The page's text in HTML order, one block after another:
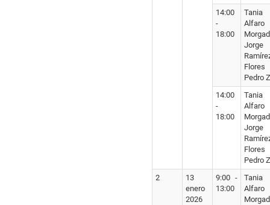
14:00
-
18:00
Tania
Alfaro
Jorge
Flores
Pedro
14:00
-
18:00
Tania
Alfaro
Jorge
Flores
Pedro
2
13
enero
2026
9:00 -
13:00
Tania
Alfaro